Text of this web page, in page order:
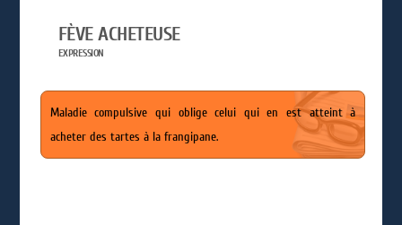
FÈVE ACHETEUSE
EXPRESSION
Maladie compulsive qui oblige celui qui en est atteint à
acheter des tartes à la frangipane.